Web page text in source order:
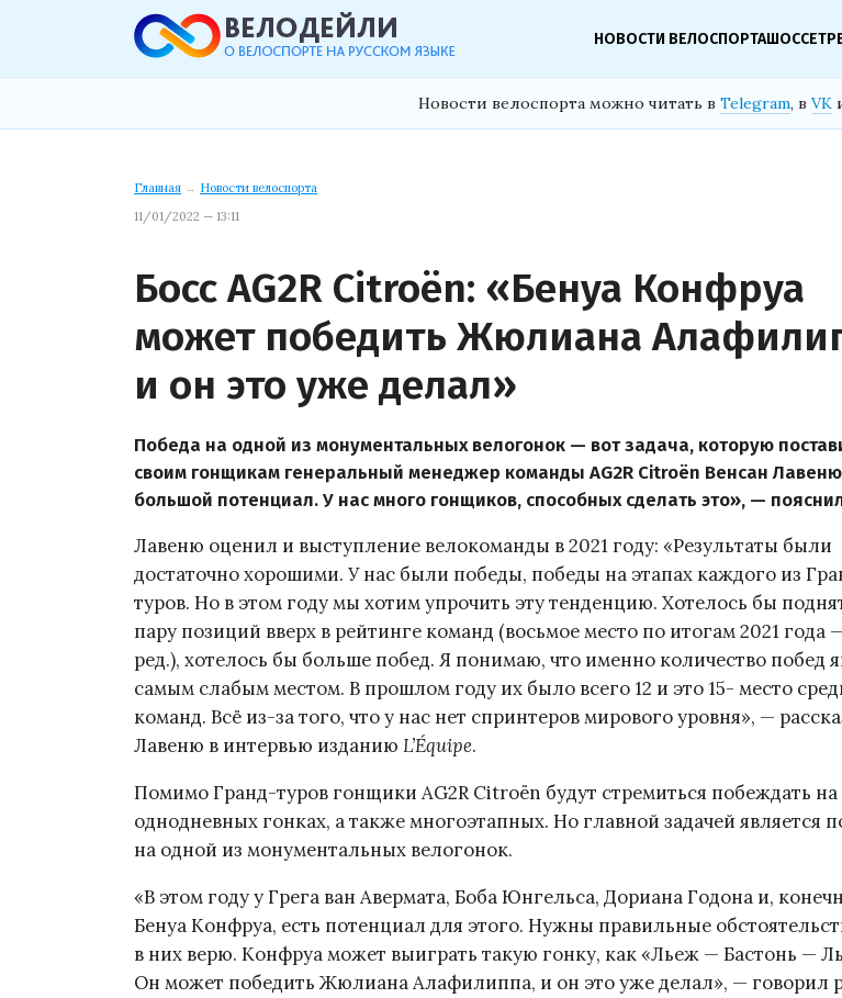
НОВОСТИ ВЕЛОСПОРТАШОССЕ
Новости велоспорта можно читать в Telegram, в VK
Главная → Новости велоспорта
11/01/2022 — 13:11
Босс AG2R Citroën: «Бенуа Конфруа
может победить Жюлиана
и он это уже делал»
Победа на одной из монументальных велогонок — вот задача, которую
своим гонщикам генеральный менеджер команды AG2R Citroën Венсан
большой потенциал. У нас много гонщиков, способных сделать это», —
Лавеню оценил и выступление велокоманды в 2021 году: «Результаты были
достаточно хорошими. У нас были победы, победы на этапах каждого из
туров. Но в этом году мы хотим упрочить эту тенденцию. Хотелось бы
пару позиций вверх в рейтинге команд (восьмое место по итогам 2021 года
ред.), хотелось бы больше побед. Я понимаю, что именно количество побед
самым слабым местом. В прошлом году их было всего 12 и это 15- место
команд. Всё из-за того, что у нас нет спринтеров мирового уровня», —
Лавеню в интервью изданию L’Équipe.
Помимо Гранд-туров гонщики AG2R Citroën будут стремиться побеждать на
однодневных гонках, а также многоэтапных. Но главной задачей является
на одной из монументальных велогонок.
«В этом году у Грега ван Авермата, Боба Юнгельса, Дориана Годона и,
Бенуа Конфруа, есть потенциал для этого. Нужны правильные
в них верю. Конфруа может выиграть такую ​​гонку, как «Льеж — Бастонь —
Он может победить Жюлиана Алафилиппа, и он это уже делал», — говорил